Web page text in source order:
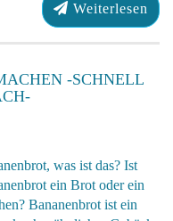
Weiterlesen
-SCHNELL
was ist das? Ist
ein Brot oder ein
Bananenbrot ist ein